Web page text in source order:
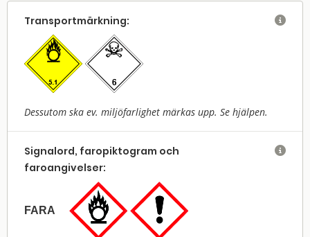
Transport­märkning:
Dessutom ska ev. miljöfarlighet märkas upp. Se hjälpen.

Signalord, faropiktogram och
faroangivelser:
FARA
